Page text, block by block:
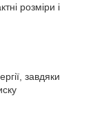
розміри і
завдяки